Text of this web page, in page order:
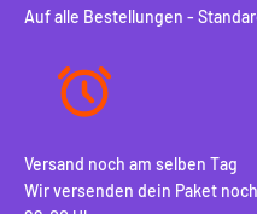
Auf alle Bestellungen -
Versand noch am selben Tag
Wir versenden dein Paket